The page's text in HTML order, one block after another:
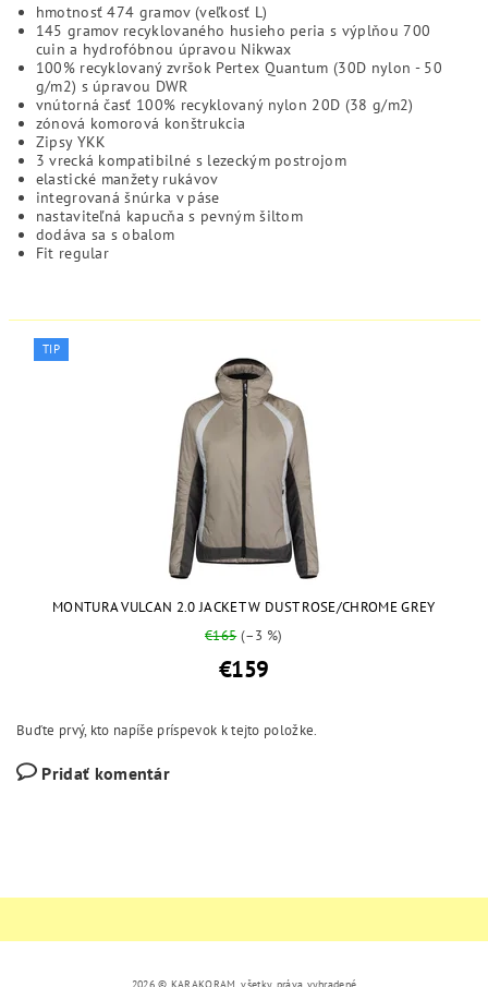
hmotnosť 474 gramov (veľkosť L)
145 gramov recyklovaného husieho peria s výplňou 700
cuin a hydrofóbnou úpravou Nikwax
100% recyklovaný zvršok Pertex Quantum (30D nylon - 50
g/m2) s úpravou DWR
vnútorná časť 100% recyklovaný nylon 20D (38 g/m2)
zónová komorová konštrukcia
Zipsy YKK
3 vrecká kompatibilné s lezeckým postrojom
elastické manžety rukávov
integrovaná šnúrka v páse
nastaviteľná kapucňa s pevným šiltom
dodáva sa s obalom
Fit regular
TIP
MONTURA VULCAN 2.0 JACKET W DUST ROSE/CHROME GREY
€165(–3 %)
€159
Buďte prvý, kto napíše príspevok k tejto položke.
Pridať komentár
2026 © KARAKORAM, všetky práva vyhradené